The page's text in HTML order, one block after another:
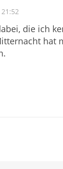
21:52
die ich
hat